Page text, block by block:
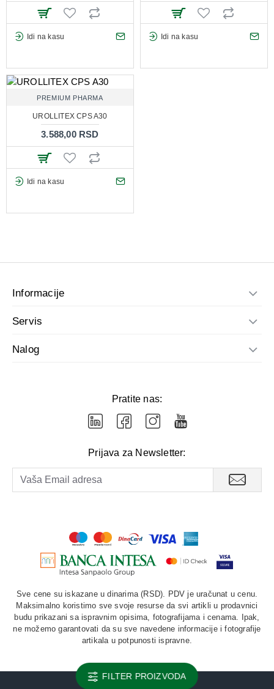
Idi na kasu Idi na kasu
PREMIUM PHARMA
UROLLITEX CPS A30
3.588,00 RSD
Idi na kasu
Informacije
Servis
Nalog
Pratite nas:
Prijava za Newsletter:
Sve cene su iskazane u dinarima (RSD). PDV je uračunat u cenu.
Maksimalno koristimo sve svoje resurse da svi artikli u prodavnici
budu prikazani sa ispravnim opisima, fotografijama i cenama. Ipak,
ne možemo garantovati da su sve navedene informacije i fotografije
artikala u potpunosti ispravne.
FILTER PROIZVODA